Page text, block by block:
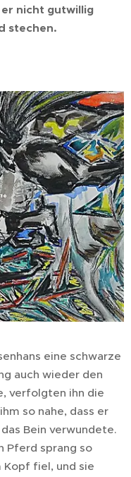
nicht gutwillig
stechen.
eine schwarze
auch wieder den
verfolgten ihn die
so nahe, dass er
Bein verwundete.
Pferd sprang so
Kopf fiel, und sie